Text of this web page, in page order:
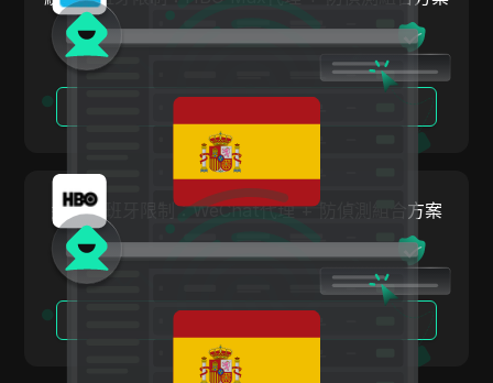
PayPal
Pinterest
PropellerAds
Quora
Rakuten
繞過西班牙限制：WeChat代理 + 防偵測組合方案